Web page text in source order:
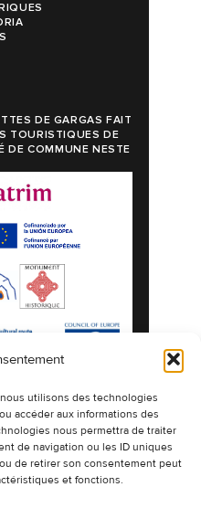
utilisons des technologies
accéder aux informations des
nous permettra de traiter
de navigation ou les ID uniques
de retirer son consentement peut
et fonctions.
DE GARGAS FAIT
TOURISTIQUES DE
DE COMMUNE NESTE
de confidentialité
Plan du site
de Gargas
ornés de
- CETIR